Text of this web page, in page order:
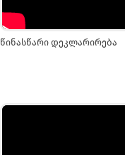
წინასწარი დეკლარირება